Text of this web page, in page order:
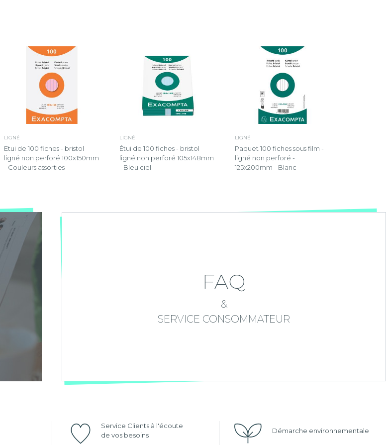
LIGNÉ
Etui de 100 fiches - bristol
ligné non perforé 100x150mm
- Couleurs assorties
LIGNÉ
Étui de 100 fiches - bristol
ligné non perforé 105x148mm
- Bleu ciel
LIGNÉ
Paquet 100 fiches sous film -
ligné non perforé -
125x200mm - Blanc
FAQ
&
SERVICE CONSOMMATEUR
Service Clients à l'écoute
de vos besoins
Démarche environnementale